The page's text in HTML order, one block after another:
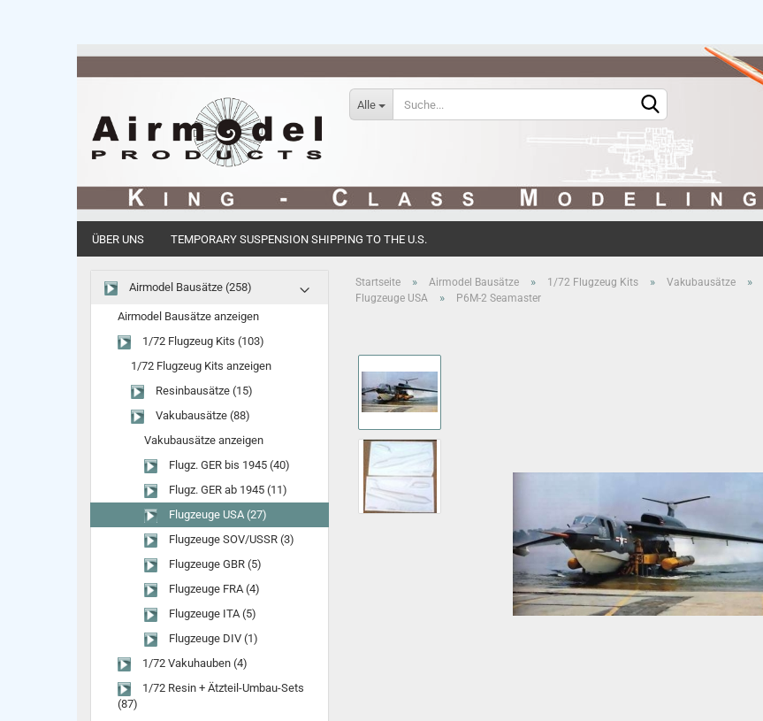
Sprache auswählen
Währung auswählen
Alle
ÜBER UNS TEMPORARY SUSPENSION SHIPPING TO THE U.S.
Startseite » Airmodel Bausätze » 1/72 Flugzeug Kits » Vakubausätze »
Flugzeuge USA » P6M-2 Seamaster
Airmodel Bausätze (258)
Airmodel Bausätze anzeigen
1/72 Flugzeug Kits (103)
1/72 Flugzeug Kits anzeigen
Resinbausätze (15)
Vakubausätze (88)
Vakubausätze anzeigen
Flugz. GER bis 1945 (40)
Flugz. GER ab 1945 (11)
Flugzeuge USA (27)
Flugzeuge SOV/USSR (3)
Flugzeuge GBR (5)
Flugzeuge FRA (4)
Flugzeuge ITA (5)
Flugzeuge DIV (1)
1/72 Vakuhauben (4)
1/72 Resin + Ätzteil-Umbau-Sets
(87)